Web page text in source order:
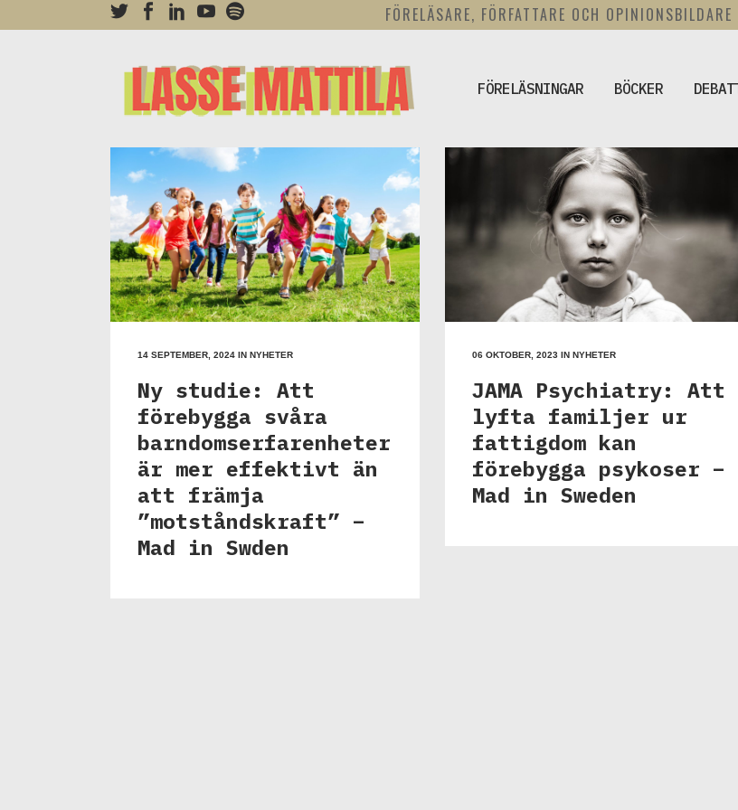
FÖRELÄSARE, FÖRFATTARE OCH
FÖRELÄSNINGAR BÖCKER
14 SEPTEMBER, 2024 IN NYHETER
Ny studie: Att
förebygga svåra
barndomserfarenheter
är mer effektivt än
att främja
”motståndskraft” –
Mad in Swden
06 OKTOBER, 2023 IN NYHETER
JAMA Psychiatry: Att
lyfta familjer ur
fattigdom kan
förebygga psykoser –
Mad in Sweden